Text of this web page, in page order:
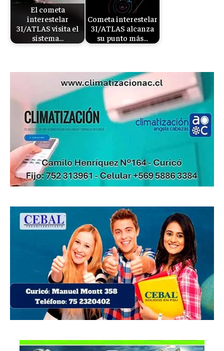
El cometa
interestelar
3I/ATLAS visita el
sistema…
Cometa interestelar
3I/ATLAS alcanza
su punto más…